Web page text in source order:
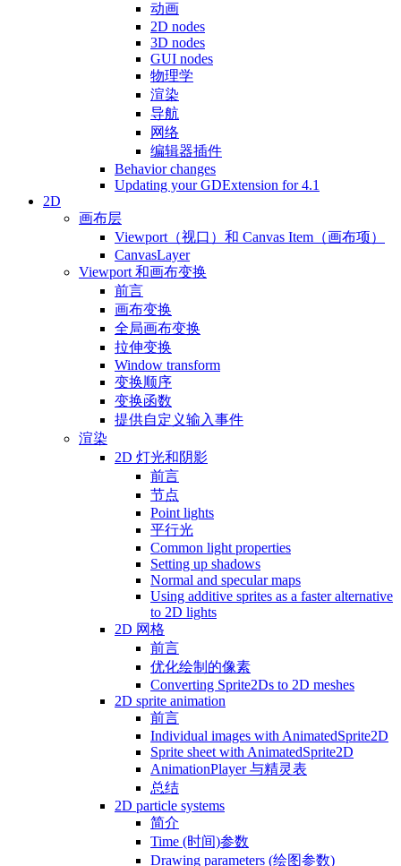
动画
2D nodes
3D nodes
GUI nodes
物理学
渲染
导航
网络
编辑器插件
Behavior changes
Updating your GDExtension for 4.1
2D
画布层
Viewport（视口）和 Canvas Item（画布项）
CanvasLayer
Viewport 和画布变换
前言
画布变换
全局画布变换
拉伸变换
Window transform
变换顺序
变换函数
提供自定义输入事件
渲染
2D 灯光和阴影
前言
节点
Point lights
平行光
Common light properties
Setting up shadows
Normal and specular maps
Using additive sprites as a faster alternative
to 2D lights
2D 网格
前言
优化绘制的像素
Converting Sprite2Ds to 2D meshes
2D sprite animation
前言
Individual images with AnimatedSprite2D
Sprite sheet with AnimatedSprite2D
AnimationPlayer 与精灵表
总结
2D particle systems
简介
Time (时间)参数
Drawing parameters (绘图参数)